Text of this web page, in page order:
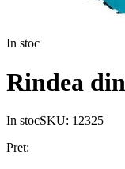
In stoc
Rindea
In stocSKU: 12325
Pret: